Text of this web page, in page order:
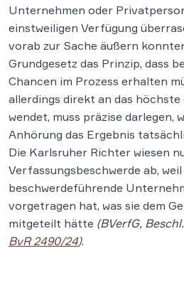
Unternehmen oder
einstweiligen Verfügung
vorab zur Sache äußern
Grundgesetz das Prinzip, dass
Chancen im Prozess erhalten
allerdings direkt an das
wendet, muss präzise darlegen,
Anhörung das Ergebnis
Die Karlsruher Richter wiesen
Verfassungsbeschwerde ab, weil
beschwerdeführende
vorgetragen hat, was sie dem
mitgeteilt hätte (BVerfG,
BvR 2490/24).